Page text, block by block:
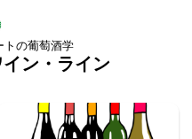
トの葡萄酒学
ン・ライン